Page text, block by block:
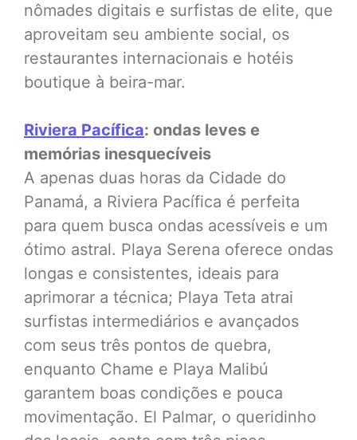
nômades digitais e surfistas de elite, que
aproveitam seu ambiente social, os
restaurantes internacionais e hotéis
boutique à beira-mar.
Riviera Pacífica: ondas leves e
memórias inesquecíveis
A apenas duas horas da Cidade do
Panamá, a Riviera Pacífica é perfeita
para quem busca ondas acessíveis e um
ótimo astral. Playa Serena oferece ondas
longas e consistentes, ideais para
aprimorar a técnica; Playa Teta atrai
surfistas intermediários e avançados
com seus três pontos de quebra,
enquanto Chame e Playa Malibú
garantem boas condições e pouca
movimentação. El Palmar, o queridinho